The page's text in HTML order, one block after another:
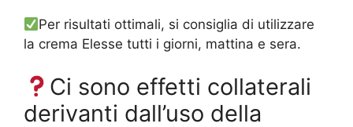
Per risultati ottimali, si consiglia di utilizzare
la crema Elesse tutti i giorni, mattina e sera.
Ci sono effetti collaterali
derivanti dall’uso della